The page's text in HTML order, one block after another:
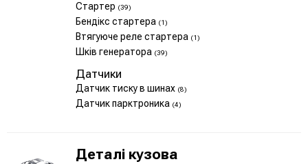
Стартер (39)
Бендікс стартера (1)
Втягуюче реле стартера (1)
Шків генератора (39)
Датчики
Датчик тиску в шинах (8)
Датчик парктроника (4)
Деталі кузова